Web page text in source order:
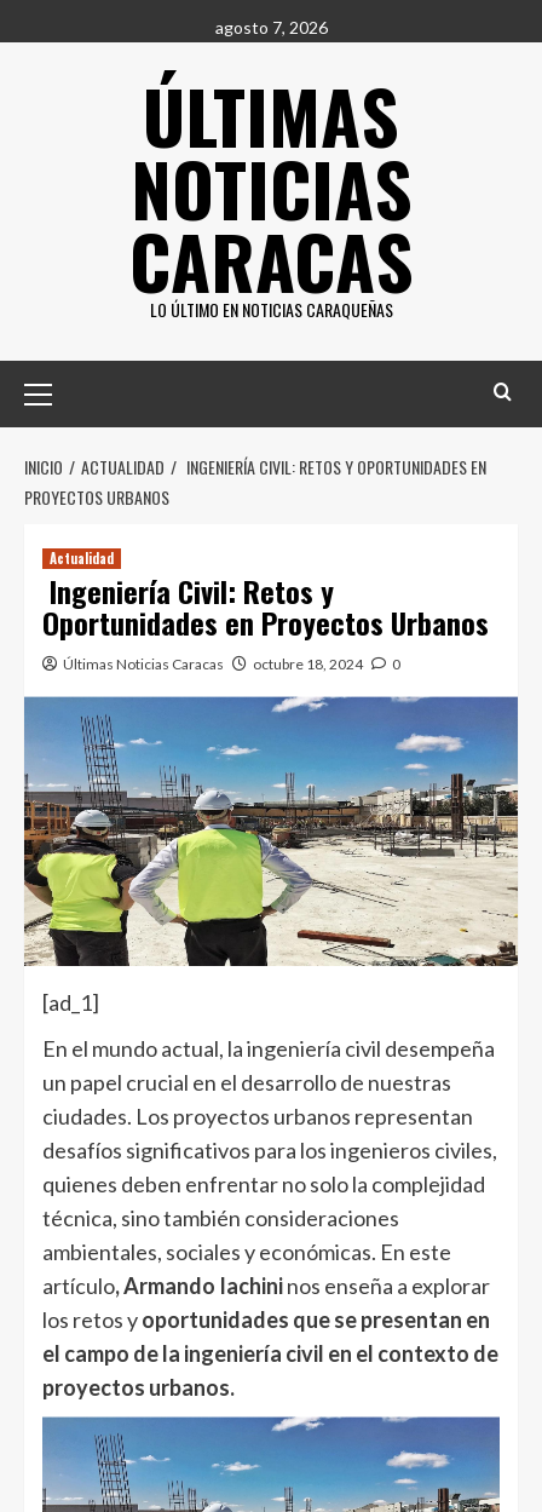
al
agosto 7, 2026
ÚLTIMAS
NOTICIAS
CARACAS
LO ÚLTIMO EN NOTICIAS CARAQUEÑAS
principal
INICIO ACTUALIDAD
INGENIERÍA CIVIL: RETOS Y OPORTUNIDADES EN
PROYECTOS URBANOS
Actualidad
Ingeniería Civil: Retos y
Oportunidades en Proyectos Urbanos
Últimas Noticias Caracas octubre 18, 2024 0
[ad_1]
En el mundo actual, la ingeniería civil desempeña
un papel crucial en el desarrollo de nuestras
ciudades. Los proyectos urbanos representan
desafíos significativos para los ingenieros civiles,
quienes deben enfrentar no solo la complejidad
técnica, sino también consideraciones
ambientales, sociales y económicas. En este
artículo, Armando Iachininos enseña a explorar
los retos yoportunidades que se presentan en
el campo de la ingeniería civil en el contexto de
proyectos urbanos.